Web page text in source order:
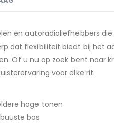
en autoradioliefhebbers die
dat flexibiliteit biedt bij het
Of u nu op zoek bent naar
voor elke rit.
hoge tonen
bas